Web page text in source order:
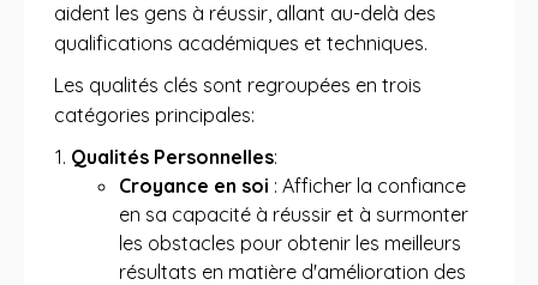
aident les gens à réussir, allant au-delà des
qualifications académiques et techniques.
Les qualités clés sont regroupées en trois
catégories principales:
Qualités Personnelles:
Croyance en soi : Afficher la confiance
en sa capacité à réussir et à surmonter
les obstacles pour obtenir les meilleurs
résultats en matière d'amélioration des